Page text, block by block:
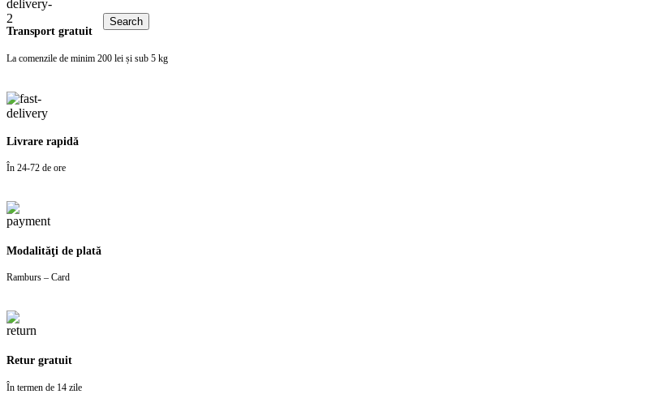
Search
Transport gratuit
La comenzile de minim 200 lei și sub 5 kg
Livrare rapidă
În 24-72 de ore
Modalităţi de plată
Ramburs – Card
Retur gratuit
În termen de 14 zile